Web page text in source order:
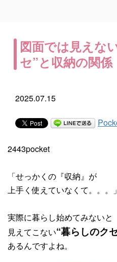
図面では見えな
セ”と収納の関係
2025.07.15
2443pocket
「せっかくの『収納』が
上手く使えていなくて。。。」
実際に暮らし始めてみないと
見えてこない“暮らしのク
あるんですよね。